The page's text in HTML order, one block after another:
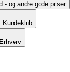
- og andre gode priser
Kundeklub